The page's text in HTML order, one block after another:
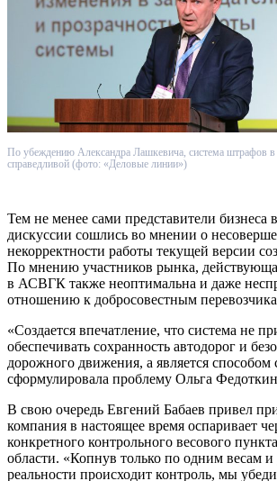
По убеждению Александра Лашкевича, система штрафов
справедливой (фото: «Деловые линии»)
Тем не менее сами представители бизнеса
дискуссии сошлись во мнении о
некорректности работы текущей версии
По мнению участников рынка,
в АСВГК также неоптимальна и даже
отношению к добросовестным
«Создается впечатление, что система не
обеспечивать сохранность автодорог и
дорожного движения, а является
сформулировала проблему Ольга
В свою очередь Евгений Бабаев привел
компания в настоящее время оспаривает
конкретного контрольного весового
области. «Копнув только по одним весам и
реальности происходит контроль, мы